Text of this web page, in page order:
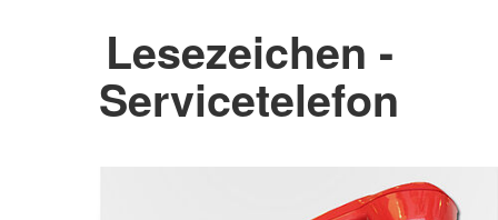
Lesezeichen -
Servicetelefon